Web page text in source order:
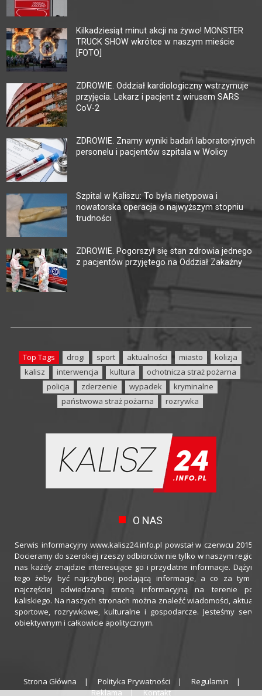
Kilkadziesiąt minut akcji na żywo! MONSTER
TRUCK SHOW wkrótce w naszym mieście
[FOTO]
ZDROWIE. Oddział kardiologiczny wstrzymuje
przyjęcia. Lekarz i pacjent z wirusem SARS
CoV-2
ZDROWIE. Znamy wyniki badań laboratoryjnych
personelu i pacjentów szpitala w Wolicy
Szpital w Kaliszu: To była nietypowa i
nowatorska operacja o najwyższym stopniu
trudności
ZDROWIE. Pogorszył się stan zdrowia jednego
z pacjentów przyjętego na Oddział Zakaźny
Top Tags drogi sport aktualności miasto
kolizja
kalisz
interwencja kultura
ochotnicza straż pożarna
policja
zderzenie wypadek
kryminalne
państwowa straż pożarna
rozrywka
O NAS
Serwis informacyjny www.kalisz24.info.pl powstał w czerwcu 2015
Docieramy do szerokiej rzeszy odbiorców nie tylko w naszym
nas każdy znajdzie interesujące go i przydatne informacje.
tego żeby być najszybciej podającą informacje, a co za tym
najczęściej odwiedzaną stroną informacyjną na terenie
kaliskiego. Na naszych stronach można znaleźć wiadomości,
sportowe, rozrywkowe, kulturalne i gospodarcze. Jesteśmy
obiektywnym i całkowicie apolitycznym.
Strona Główna Polityka Prywatności
Regulamin
Reklama
Kontakt